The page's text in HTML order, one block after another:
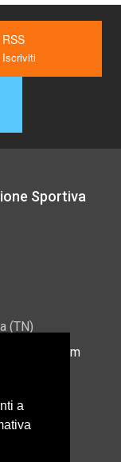
RSS
Iscriviti
Sportiva
(TN)
a